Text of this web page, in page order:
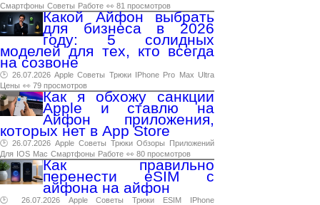
Смартфоны Советы Работе 👀 81 просмотров
Какой Айфон выбрать
для бизнеса в 2026
году: 5 солидных
моделей для тех, кто всегда
на созвоне
🕑 26.07.2026 Apple Советы Трюки IPhone Pro Max Ultra
Цены 👀 79 просмотров
Как я обхожу санкции
Apple и ставлю на
Айфон приложения,
которых нет в App Store
🕑 26.07.2026 Apple Советы Трюки Обзоры
Приложений
Для IOS Mac Смартфоны Работе 👀 80 просмотров
Как правильно
перенести eSIM с
айфона на айфон
🕑 26.07.2026 Apple Советы Трюки ESIM
IPhone